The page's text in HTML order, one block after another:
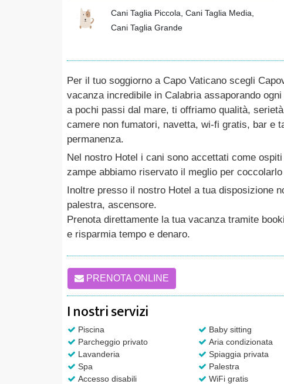
Cani Taglia Piccola, Cani Taglia Media,
Cani Taglia Grande
Per il tuo soggiorno a Capo Vaticano scegli
vacanza incredibile in Calabria assaporando
a pochi passi dal mare, ti offriamo qualità,
camere non fumatori, navetta, wi-fi gratis, bar e
permanenza.
Nel nostro Hotel i cani sono accettati come
zampe abbiamo riservato il meglio per
Inoltre presso il nostro Hotel a tua disposizione
palestra, ascensore.
Prenota direttamente la tua vacanza tramite
e risparmia tempo e denaro.
PRENOTA ONLINE
I nostri servizi
Piscina
Baby sitting
Parcheggio privato
Aria condizionata
Lavanderia
Spiaggia privata
Spa
Palestra
Accesso disabili
WiFi gratis